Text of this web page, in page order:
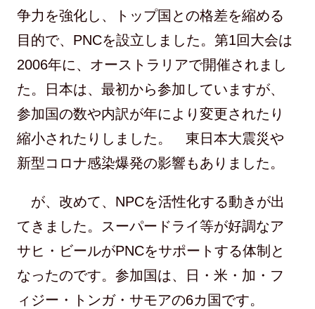
争力を強化し、トップ国との格差を縮める
目的で、PNCを設立しました。第1回大会は
2006年に、オーストラリアで開催されまし
た。日本は、最初から参加していますが、
参加国の数や内訳が年により変更されたり
縮小されたりしました。 東日本大震災や
新型コロナ感染爆発の影響もありました。
が、改めて、NPCを活性化する動きが出
てきました。スーパードライ等が好調なア
サヒ・ビールがPNCをサポートする体制と
なったのです。参加国は、日・米・加・フ
ィジー・トンガ・サモアの6カ国です。